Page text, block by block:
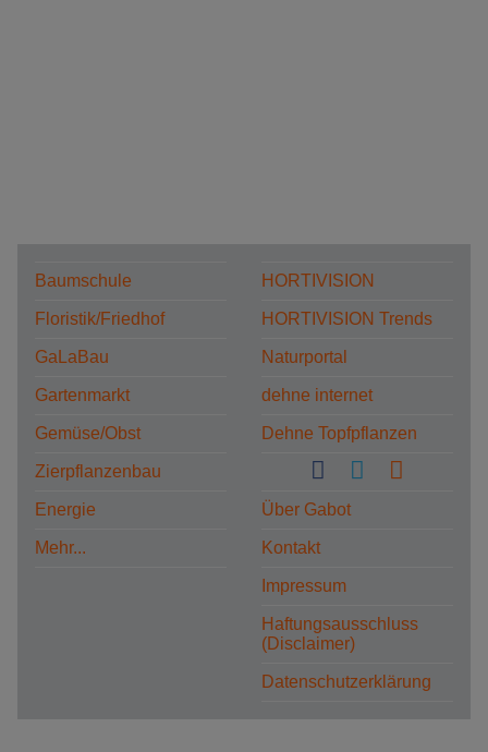
Baumschule
Floristik/Friedhof
GaLaBau
Gartenmarkt
Gemüse/Obst
Zierpflanzenbau
Energie
Mehr...
HORTIVISION
HORTIVISION Trends
Naturportal
dehne internet
Dehne Topfpflanzen
Über Gabot
Kontakt
Impressum
Haftungsausschluss
(Disclaimer)
Datenschutzerklärung